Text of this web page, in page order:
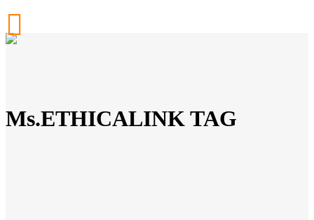
Ms.ETHICALINK TAG